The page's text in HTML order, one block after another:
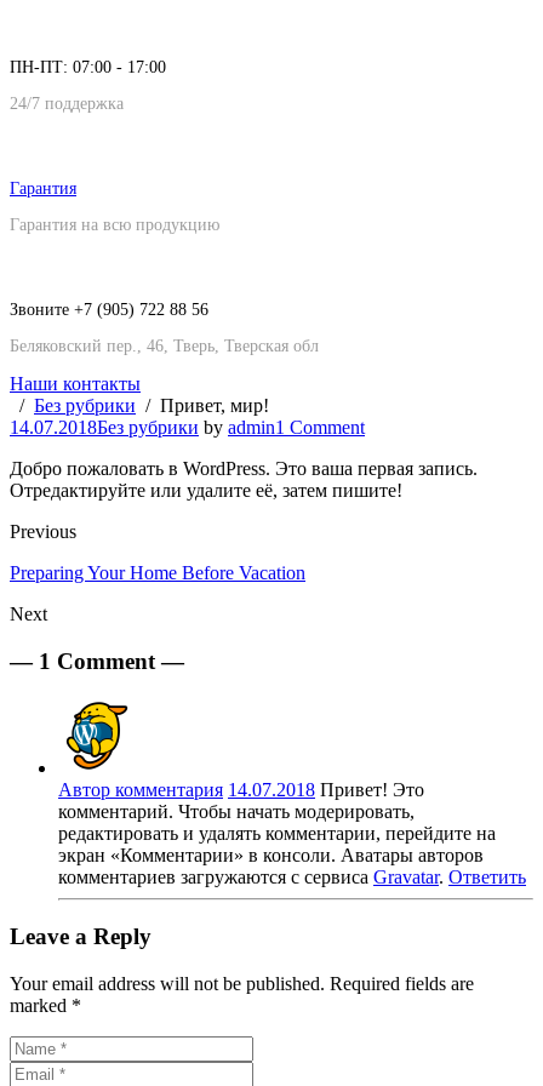
ПН-ПТ: 07:00 - 17:00
24/7 поддержка
Гарантия
Гарантия на всю продукцию
Звоните +7 (905) 722 88 56
Беляковский пер., 46, Тверь, Тверская обл
Наши контакты
Без рубрики
Привет, мир!
14.07.2018Без рубрики by admin1 Comment
Добро пожаловать в WordPress. Это ваша первая запись.
Отредактируйте или удалите её, затем пишите!
Previous
Preparing Your Home Before Vacation
Next
— 1 Comment —
Автор комментария 14.07.2018 Привет! Это
комментарий. Чтобы начать модерировать,
редактировать и удалять комментарии, перейдите на
экран «Комментарии» в консоли. Аватары авторов
комментариев загружаются с сервиса Gravatar. Ответить
Leave a Reply
Your email address will not be published. Required fields are
marked *